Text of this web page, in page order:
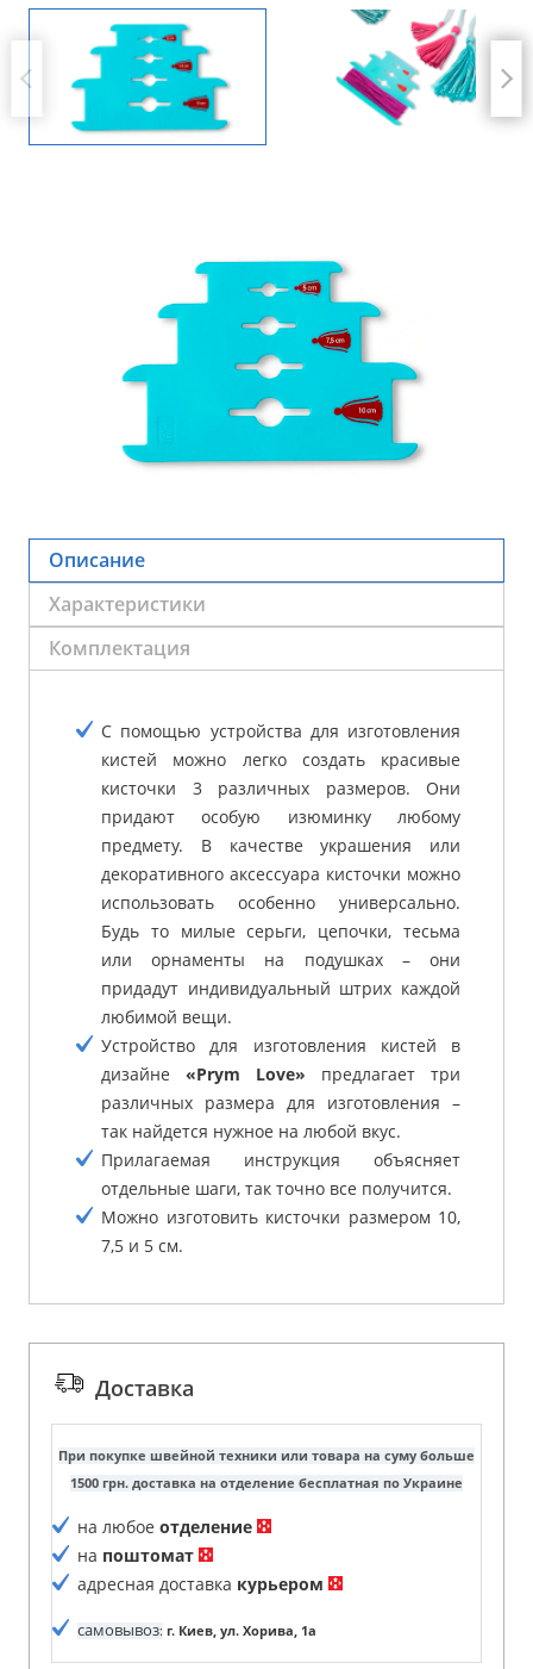
Описание
Характеристики
Комплектация
С помощью устройства для изготовления
кистей можно легко создать красивые
кисточки 3 различных размеров. Они
придают особую изюминку любому
предмету. В качестве украшения или
декоративного аксессуара кисточки можно
использовать особенно универсально.
Будь то милые серьги, цепочки, тесьма
или орнаменты на подушках – они
придадут индивидуальный штрих каждой
любимой вещи.
Устройство для изготовления кистей в
дизайне «Prym Love» предлагает три
различных размера для изготовления –
так найдется нужное на любой вкус.
Прилагаемая инструкция объясняет
отдельные шаги, так точно все получится.
Можно изготовить кисточки размером 10,
7,5 и 5 см.
Доставка
При покупке швейной техники или товара на суму больше
1500 грн. доставка на отделение бесплатная по Украине
на любое отделение
на поштомат
адресная доставка курьером
самовывоз: г. Киев, ул. Хорива, 1а